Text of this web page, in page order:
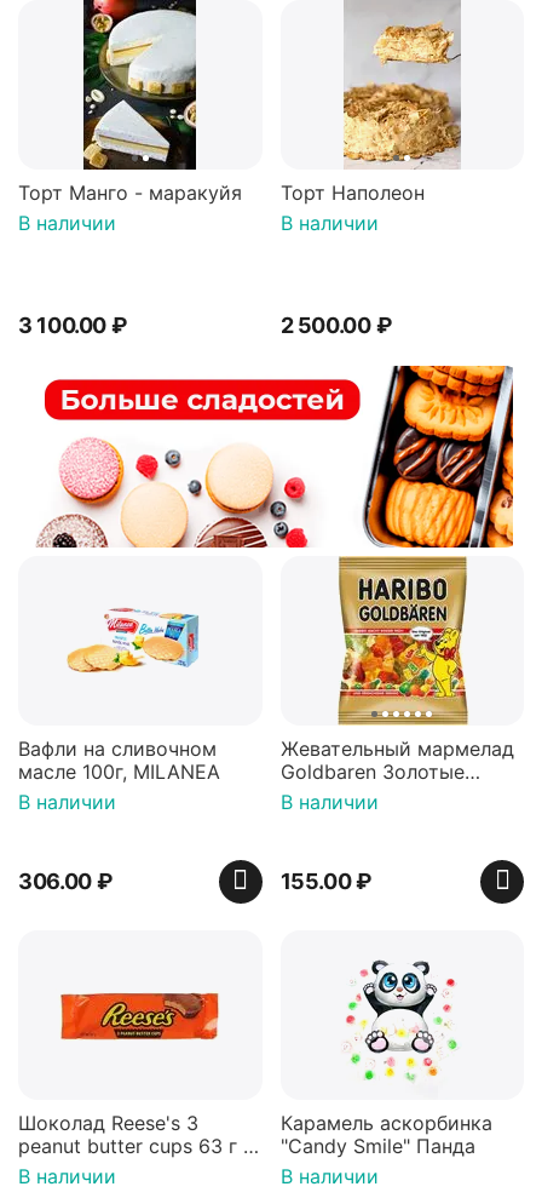
Торт Манго - маракуйя
В наличии
3 100.00₽
Торт Наполеон
В наличии
2 500.00 ₽
Вафли на сливочном
масле 100г, MILANEA
В наличии
306.00₽
Жевательный мармелад
Goldbaren Золотые
мишки 100г, Германия
В наличии
155.00₽
Шоколад Reese's 3
peanut butter cups 63 г с
арахисовой пастой
В наличии
Карамель аскорбинка
"Candy Smile" Панда
В наличии